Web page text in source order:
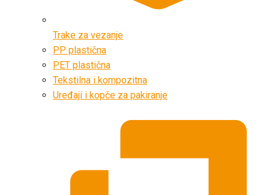
Trake za vezanje
PP plastična
PET plastična
Tekstilna i kompozitna
Uređaji i kopče za pakiranje